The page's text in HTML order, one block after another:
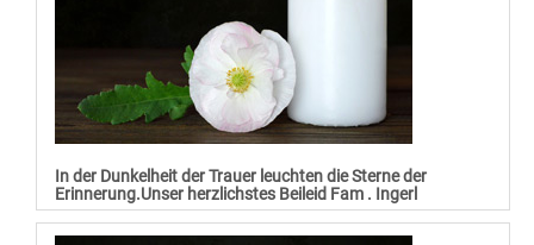
In der Dunkelheit der Trauer leuchten die Sterne der
Erinnerung.Unser herzlichstes Beileid Fam . Ingerl